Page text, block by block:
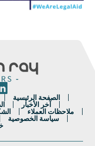
الصفحة الرئيسية
آخر الأخبار
ملاحظات العملاء
سياسة الخصوصية